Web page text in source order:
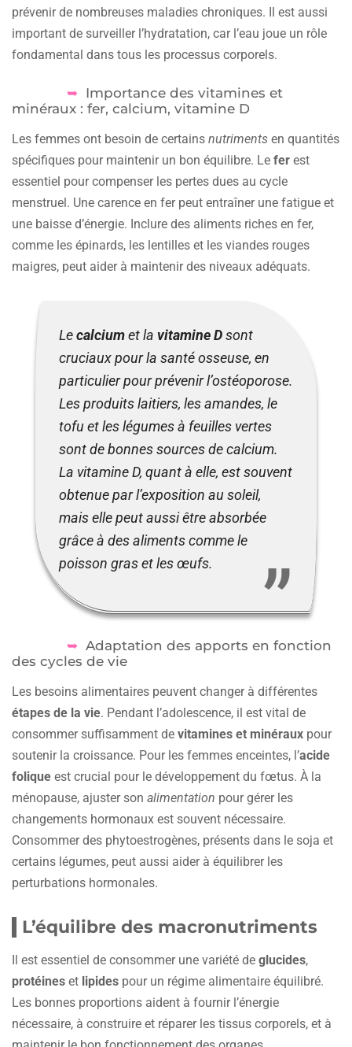
prévenir de nombreuses maladies chroniques. Il est aussi
important de surveiller l’hydratation, car l’eau joue un rôle
fondamental dans tous les processus corporels.
Importance des vitamines et
minéraux : fer, calcium, vitamine D
Les femmes ont besoin de certains nutriments en quantités
spécifiques pour maintenir un bon équilibre. Le fer est
essentiel pour compenser les pertes dues au cycle
menstruel. Une carence en fer peut entraîner une fatigue et
une baisse d’énergie. Inclure des aliments riches en fer,
comme les épinards, les lentilles et les viandes rouges
maigres, peut aider à maintenir des niveaux adéquats.
Le calcium et la vitamine D sont
cruciaux pour la santé osseuse, en
particulier pour prévenir l’ostéoporose.
Les produits laitiers, les amandes, le
tofu et les légumes à feuilles vertes
sont de bonnes sources de calcium.
La vitamine D, quant à elle, est souvent
obtenue par l’exposition au soleil,
mais elle peut aussi être absorbée
grâce à des aliments comme le
poisson gras et les œufs.
Adaptation des apports en fonction
des cycles de vie
Les besoins alimentaires peuvent changer à différentes
étapes de la vie. Pendant l’adolescence, il est vital de
consommer suffisamment de vitamines et minéraux pour
soutenir la croissance. Pour les femmes enceintes, l’acide
folique est crucial pour le développement du fœtus. À la
ménopause, ajuster son alimentation pour gérer les
changements hormonaux est souvent nécessaire.
Consommer des phytoestrogènes, présents dans le soja et
certains légumes, peut aussi aider à équilibrer les
perturbations hormonales.
L’équilibre des macronutriments
Il est essentiel de consommer une variété de glucides,
protéines et lipides pour un régime alimentaire équilibré.
Les bonnes proportions aident à fournir l’énergie
nécessaire, à construire et réparer les tissus corporels, et à